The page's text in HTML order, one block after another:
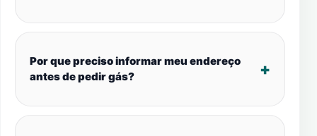
Por que preciso informar meu endereço
antes de pedir gás?